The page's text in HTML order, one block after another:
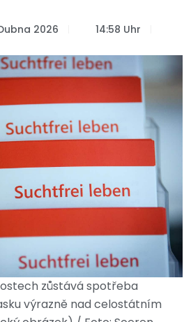
2026 14:58 Uhr
zůstává spotřeba
výrazně nad celostátním